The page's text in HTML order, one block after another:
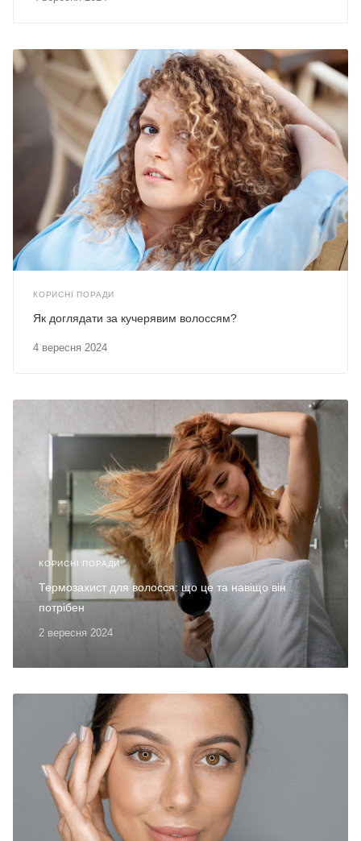
КОРИСНІ ПОРАДИ
4 вересня 2024
Як доглядати за кучерявим волоссям?
КОРИСНІ ПОРАДИ
2 вересня 2024
Термозахист для волосся: що це та навіщо він
потрібен